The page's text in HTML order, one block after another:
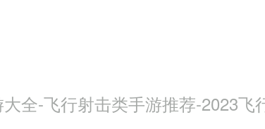
全-飞行射击类手游推荐-2023飞